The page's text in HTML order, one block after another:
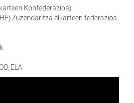
Konfederazioa)
Zuzendaritza elkarteen federazioa
ELA